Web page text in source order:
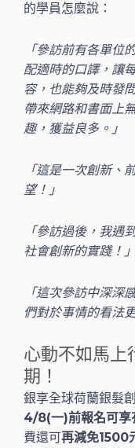
的學員怎麼說：
「參訪前有各單位
配適時的口譯，讓
容，也能夠及時發
帶來網路和書面上
趣，獲益良多。」
「這是一次創新、
望！」
「參訪過後，我遇
社會創新的實踐！」
「這次參訪中深深
們對於事情的看法
心動不如馬上
期！
銀享全球荷蘭銀髮
4/8(一)前報名可享
費還可再減免1500